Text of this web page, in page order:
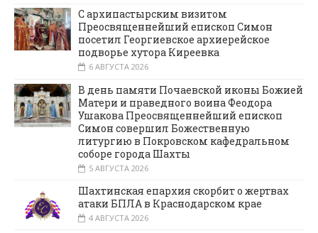
С архипастырским визитом
Преосвященнейший епископ Симон
посетил Георгиевское архиерейское
подворье хутора Киреевка
6 АВГУСТА 2026
В день памяти Почаевской иконы Божией
Матери и праведного воина Феодора
Ушакова Преосвященнейший епископ
Симон совершил Божественную
литургию в Покровском кафедральном
соборе города Шахты
5 АВГУСТА 2026
Шахтинская епархия скорбит о жертвах
атаки БПЛА в Краснодарском крае
4 АВГУСТА 2026